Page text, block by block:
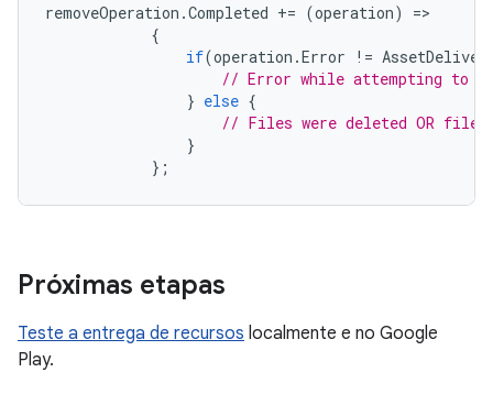
removeOperation .Completed += (operation) =
{
if(operation .Error !=
// Error while attempting to
} else {
// Files were deleted OR
}
};
Próximas etapas
Teste a entrega de recursos localmente e no Google
Play.